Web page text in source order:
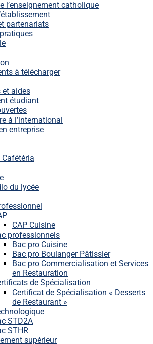
l’enseignement catholique
partenariats
à télécharger
et aides
étudiant
à l’international
entreprise
Cafétéria
du lycée
CAP Cuisine
professionnels
Bac pro Cuisine
Bac pro Boulanger Pâtissier
Bac pro Commercialisation et Services
en Restauration
de Spécialisation
Certificat de Spécialisation « Desserts
de Restaurant »
STD2A
STHR
supérieur